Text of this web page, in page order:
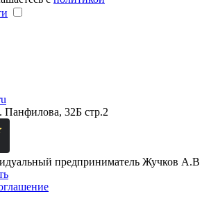
Панфилова, 32Б стр.2
предприниматель Жучков А.В